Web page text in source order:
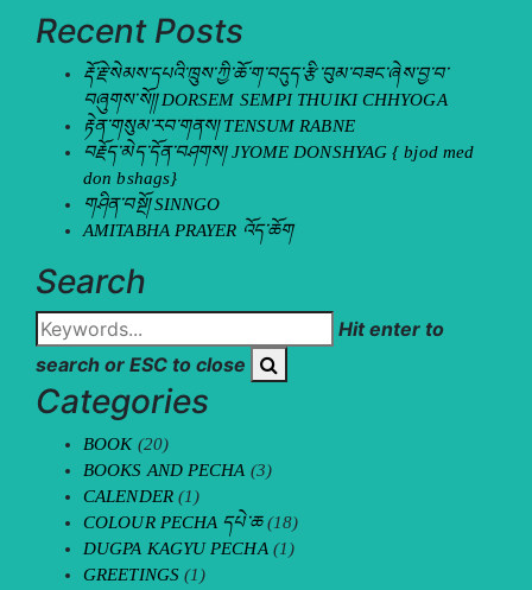
Recent Posts
རྡོ་རྗེ་སེམས་དཔའི་ཁྲུས་ཀྱི་ཆོ་ག་བདུད་རྩི་བུམ་བཟང་ཞེས་བྱ་བ་
བཞུགས་སོ།། DORSEM SEMPI THUIKI CHHYOGA
རྟེན་གསུམ་རབ་གནས། TENSUM RABNE
བརྗོད་མེད་དོན་བཤགས། JYOME DONSHYAG { bjod med
don bshags}
གཤིན་བསྔོ། SINNGO
AMITABHA PRAYER འོད་ཆོག
Search
Hit enter to
search or ESC to close
Categories
BOOK(20)
BOOKS AND PECHA (3)
CALENDER(1)
COLOUR PECHA དཔེ་ཆ(18)
DUGPA KAGYU PECHA (1)
GREETINGS(1)